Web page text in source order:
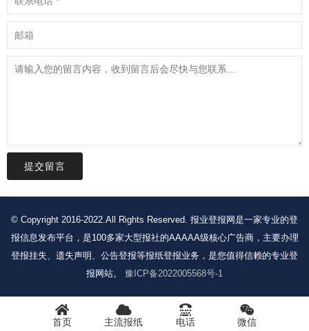
提交留言
© Copyright 2016-2022.All Rights Reserved. 报业登报网是一家专业的登
报信息发布平台，是100多家大型报社的AAAAA级核心广告商，主要办理
登报挂失、遗失声明、公告登报等报纸登报业务，是您值得信赖的专业登
报网站。 豫ICP备2022005568号-1
首页 主流报纸 电话 微信